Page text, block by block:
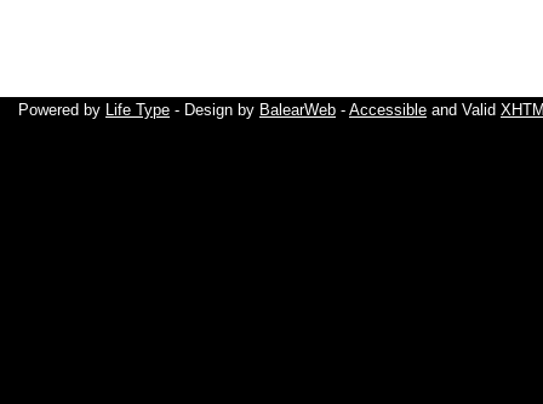
Powered by Life Type - Design by BalearWeb - Accessible and Valid